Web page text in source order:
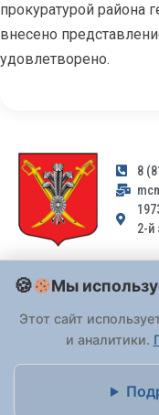
прокуратурой района
внесено
удовлетворено.
8
2-й
Заявления и обращения
адрес email, не
Федерального
принимаются только:
или
Мы
Этот сайт
и аналитики.